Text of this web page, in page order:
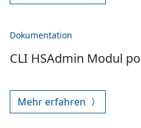
Dokumentation
CLI HSAdmin Modul
Mehr erfahren